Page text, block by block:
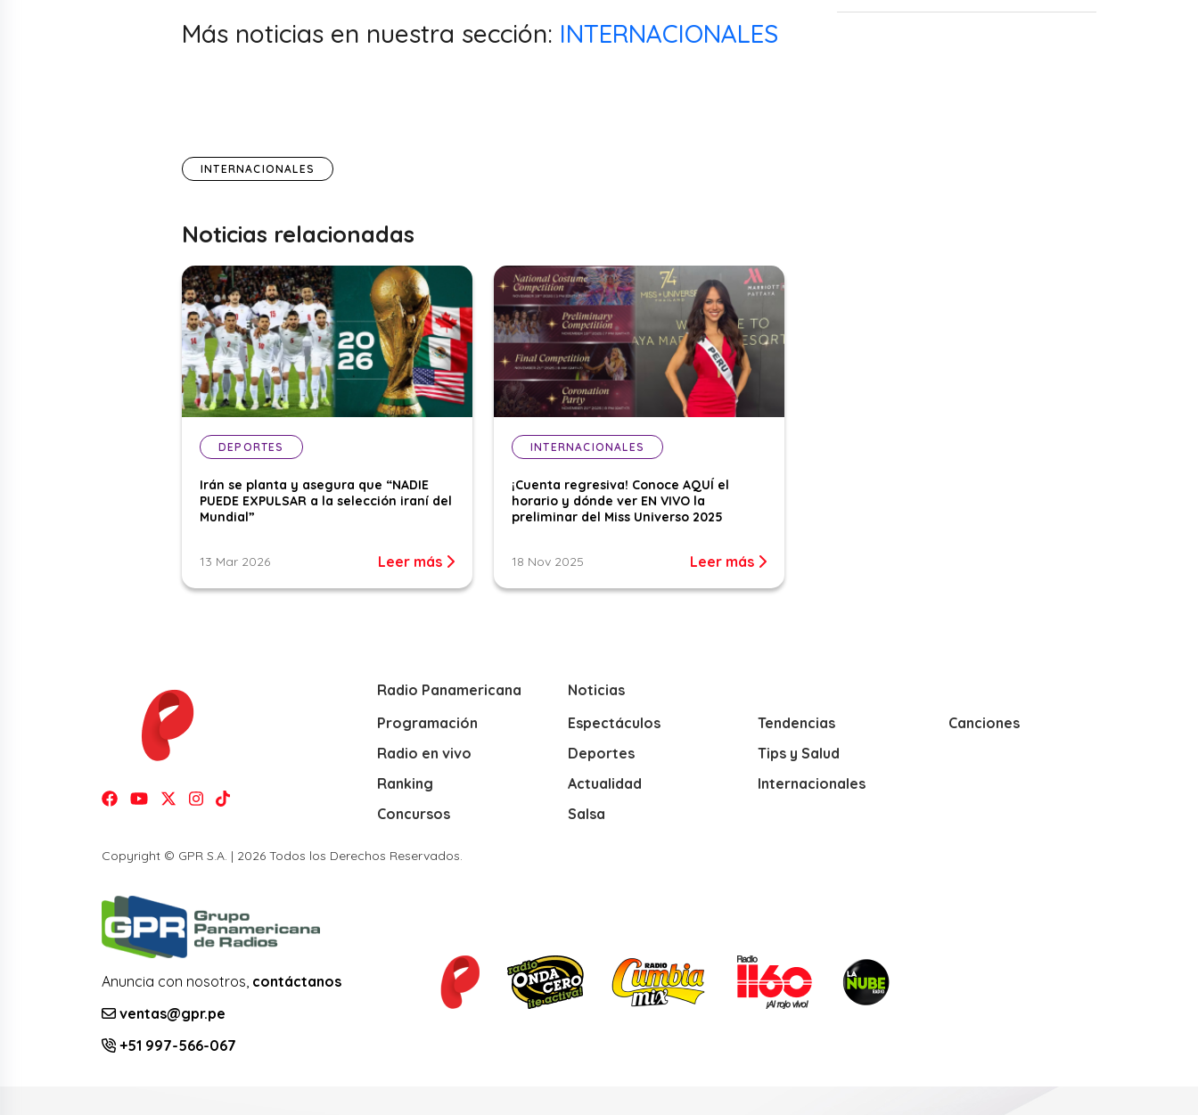
Más noticias en nuestra sección: INTERNACIONALES
INTERNACIONALES
Noticias relacionadas
DEPORTES
Irán se planta y asegura que “NADIE
PUEDE EXPULSAR a la selección iraní del
Mundial”
13 Mar 2026 Leer más
INTERNACIONALES
¡Cuenta regresiva! Conoce AQUÍ el
horario y dónde ver EN VIVO la
preliminar del Miss Universo 2025
18 Nov 2025 Leer más
Radio Panamericana
Programación
Radio en vivo
Ranking
Concursos
Noticias
Espectáculos
Deportes
Actualidad
Salsa
Tendencias
Tips y Salud
Internacionales
Canciones
Copyright © GPR S.A. | 2026 Todos los Derechos Reservados.
Anuncia con nosotros, contáctanos
ventas@gpr.pe
+51 997-566-067